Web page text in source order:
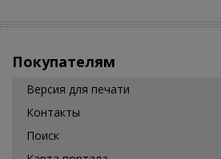
поставляемые из Европы и Китая.
Покупателям
Версия для печати
Контакты
Поиск